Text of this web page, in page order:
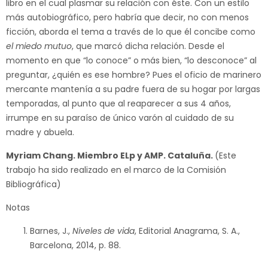
libro en el cual plasmar su relación con éste. Con un estilo
más autobiográfico, pero habría que decir, no con menos
ficción, aborda el tema a través de lo que él concibe como
el miedo mutuo, que marcó dicha relación. Desde el
momento en que “lo conoce” o más bien, “lo desconoce” al
preguntar, ¿quién es ese hombre? Pues el oficio de marinero
mercante mantenía a su padre fuera de su hogar por largas
temporadas, al punto que al reaparecer a sus 4 años,
irrumpe en su paraíso de único varón al cuidado de su
madre y abuela.
Myriam Chang. Miembro ELp y AMP. Cataluña. (Este
trabajo ha sido realizado en el marco de la Comisión
Bibliográfica)
Notas
Barnes, J., Niveles de vida, Editorial Anagrama, S. A.,
Barcelona, 2014, p. 88.